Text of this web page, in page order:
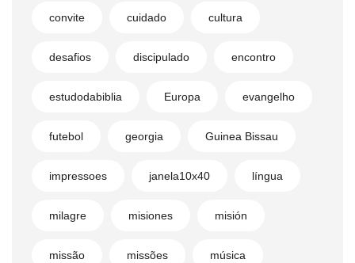
convite cuidado cultura
desafios discipulado encontro
estudodabiblia Europa evangelho
futebol georgia Guinea Bissau
impressoes janela10x40 língua
milagre misiones misión
missão missões música